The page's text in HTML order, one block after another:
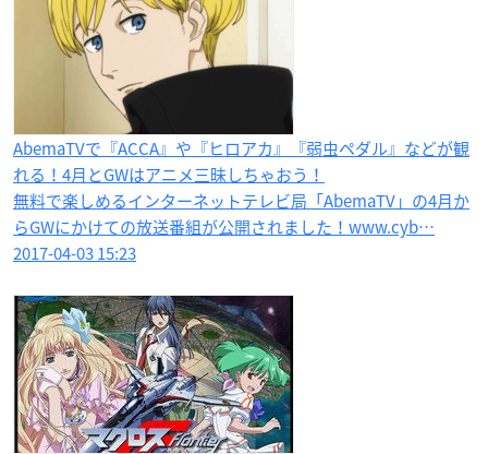
AbemaTVで『ACCA』や『ヒロアカ』『弱虫ペダル』などが観
れる！4月とGWはアニメ三昧しちゃおう！
無料で楽しめるインターネットテレビ局「AbemaTV」の4月か
らGWにかけての放送番組が公開されました！www.cyb…
2017-04-03 15:23